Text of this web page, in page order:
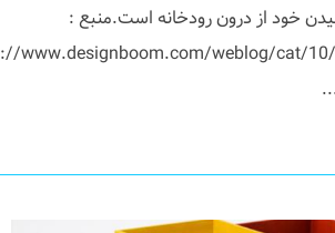
خود از درون رودخانه است.منبع :
www.designboom.com/weblog/cat/